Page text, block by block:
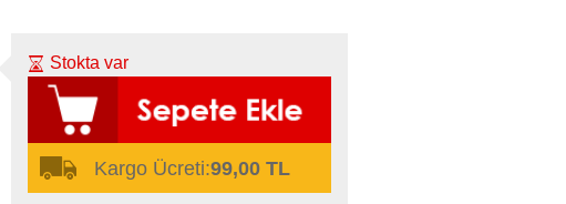
Stokta var
Kargo Ücreti:99,00 TL